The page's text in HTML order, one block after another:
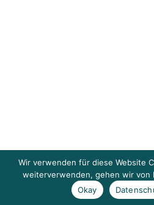
Wir verwenden für diese Website
weiterverwenden, gehen wir von
Okay